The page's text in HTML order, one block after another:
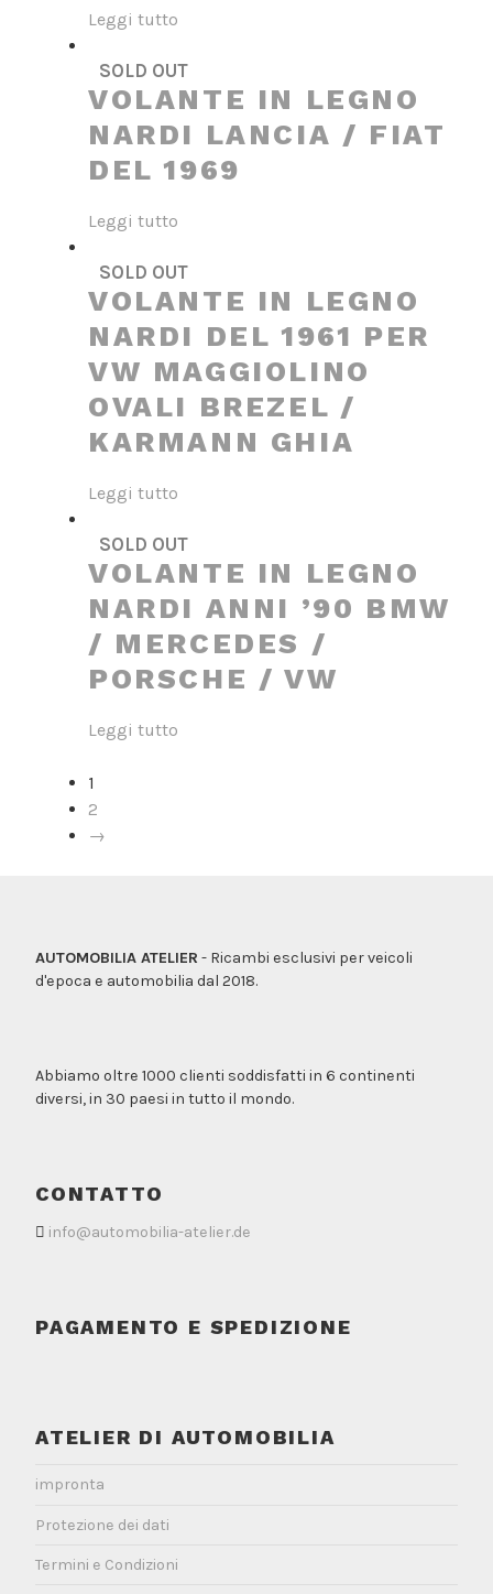
Leggi tutto
SOLD OUT
VOLANTE IN LEGNO
NARDI LANCIA / FIAT
DEL 1969
Leggi tutto
SOLD OUT
VOLANTE IN LEGNO
NARDI DEL 1961 PER
VW MAGGIOLINO
OVALI BREZEL /
KARMANN GHIA
Leggi tutto
SOLD OUT
VOLANTE IN LEGNO
NARDI ANNI ’90 BMW
/ MERCEDES /
PORSCHE / VW
Leggi tutto
1
2
→
AUTOMOBILIA ATELIER - Ricambi esclusivi per veicoli
d'epoca e automobilia dal 2018.
Abbiamo oltre 1000 clienti soddisfatti in 6 continenti
diversi, in 30 paesi in tutto il mondo.
CONTATTO
info@automobilia-atelier.de
PAGAMENTO E SPEDIZIONE
ATELIER DI AUTOMOBILIA
impronta
Protezione dei dati
Termini e Condizioni